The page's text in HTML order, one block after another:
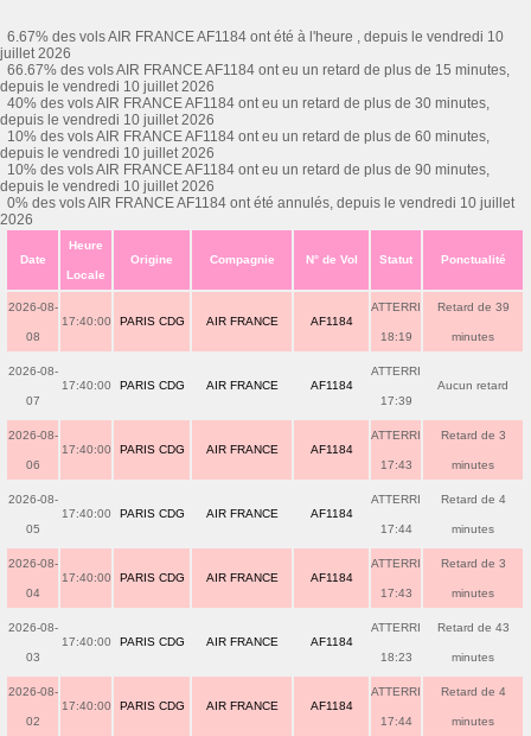
6.67% des vols AIR FRANCE AF1184 ont été à l'heure , depuis le vendredi 10
juillet 2026
66.67% des vols AIR FRANCE AF1184 ont eu un retard de plus de 15 minutes,
depuis le vendredi 10 juillet 2026
40% des vols AIR FRANCE AF1184 ont eu un retard de plus de 30 minutes,
depuis le vendredi 10 juillet 2026
10% des vols AIR FRANCE AF1184 ont eu un retard de plus de 60 minutes,
depuis le vendredi 10 juillet 2026
10% des vols AIR FRANCE AF1184 ont eu un retard de plus de 90 minutes,
depuis le vendredi 10 juillet 2026
0% des vols AIR FRANCE AF1184 ont été annulés, depuis le vendredi 10 juillet
2026
Date
Heure
Locale
Origine Compagnie N° de Vol Statut Ponctualité
2026-08-
08
17:40:00 PARIS CDG AIR FRANCE AF1184
ATTERRI
18:19
Retard de 39
minutes
2026-08-
07
17:40:00 PARIS CDG AIR FRANCE AF1184
ATTERRI
17:39
Aucun retard
2026-08-
06
17:40:00 PARIS CDG AIR FRANCE AF1184
ATTERRI
17:43
Retard de 3
minutes
2026-08-
05
17:40:00 PARIS CDG AIR FRANCE AF1184
ATTERRI
17:44
Retard de 4
minutes
2026-08-
04
17:40:00 PARIS CDG AIR FRANCE AF1184
ATTERRI
17:43
Retard de 3
minutes
2026-08-
03
17:40:00 PARIS CDG AIR FRANCE AF1184
ATTERRI
18:23
Retard de 43
minutes
2026-08-
02
17:40:00 PARIS CDG AIR FRANCE AF1184
ATTERRI
17:44
Retard de 4
minutes